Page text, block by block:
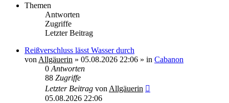
Themen
Antworten
Zugriffe
Letzter Beitrag
Reißverschluss lässt Wasser durch
von Allgäuerin » 05.08.2026 22:06 » in Cabanon
0 Antworten
88 Zugriffe
Letzter Beitrag von Allgäuerin
05.08.2026 22:06